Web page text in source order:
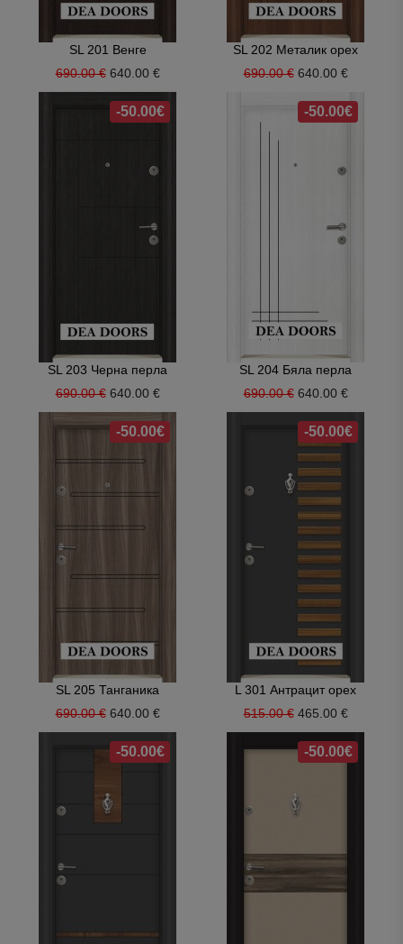
SL 201 Венге
690.00 € 640.00 €
SL 202 Металик орех
690.00 € 640.00 €
-50.00€
SL 203 Черна перла
690.00 € 640.00 €
-50.00€
SL 204 Бяла перла
690.00 € 640.00 €
-50.00€
SL 205 Танганика
690.00 € 640.00 €
-50.00€
L 301 Антрацит орех
515.00 € 465.00 €
-50.00€ -50.00€